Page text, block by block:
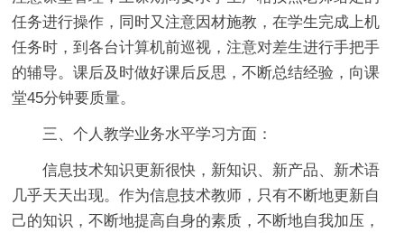
任务进行操作，同时又注意因材施教，在学生完成上机
任务时，到各台计算机前巡视，注意对差生进行手把手
的辅导。课后及时做好课后反思，不断总结经验，向课
堂45分钟要质量。
三、个人教学业务水平学习方面：
信息技术知识更新很快，新知识、新产品、新术语
几乎天天出现。作为信息技术教师，只有不断地更新自
己的知识，不断地提高自身的素质，不断地自我加压，